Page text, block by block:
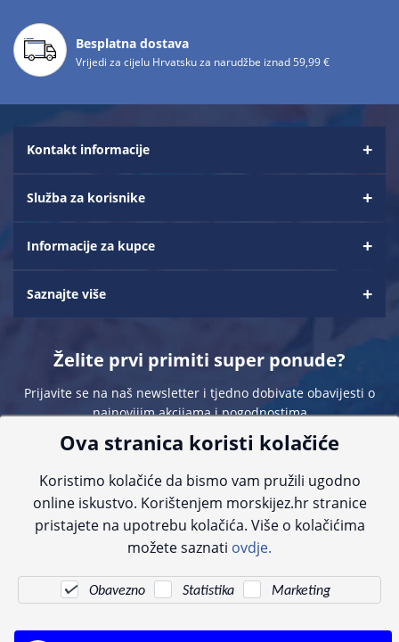
Besplatna dostava
Vrijedi za cijelu Hrvatsku za narudžbe iznad 59,99 €
Kontakt informacije
Služba za korisnike
Informacije za kupce
Saznajte više
Želite prvi primiti super ponude?
Prijavite se na naš newsletter i tjedno dobivate obavijesti o
najnovijim akcijama i pogodnostima
Sve navedene cijene sadrže PDV. Pokušavamo osigurati što preciznije
informacije, ali zbog tehnoloških ograničenja ne možemo garantirati potpunu
kontaktirajte nas putem telefona:+385 23 231 761ili e-maila:info@morskijez.hr
Ova stranica koristi kolačiće
Koristimo kolačiće da bismo vam pružili ugodno
online iskustvo. Korištenjem morskijez.hr stranice
pristajete na upotrebu kolačića. Više o kolačićima
možete saznati ovdje.
Obavezno Statistika Marketing